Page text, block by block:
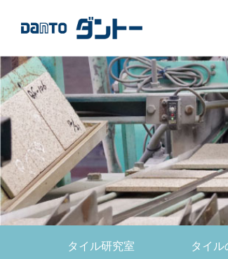
タイル研究室 タイル